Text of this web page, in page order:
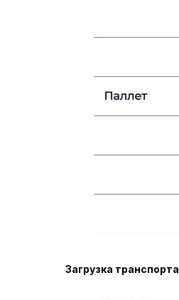
Загрузка транспорта